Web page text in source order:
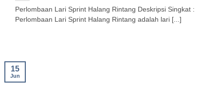
Perlombaan Lari Sprint Halang Rintang Deskripsi Singkat :
Perlombaan Lari Sprint Halang Rintang adalah lari [...]
15
Jun